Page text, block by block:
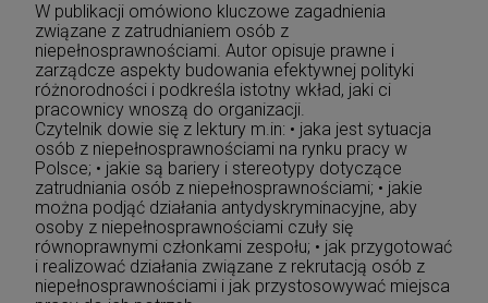
W publikacji omówiono kluczowe zagadnienia
związane z zatrudnianiem osób z
niepełnosprawnościami. Autor opisuje prawne i
zarządcze aspekty budowania efektywnej polityki
różnorodności i podkreśla istotny wkład, jaki ci
pracownicy wnoszą do organizacji.
Czytelnik dowie się z lektury m.in: • jaka jest sytuacja
osób z niepełnosprawnościami na rynku pracy w
Polsce; • jakie są bariery i stereotypy dotyczące
zatrudniania osób z niepełnosprawnościami; • jakie
można podjąć działania antydyskryminacyjne, aby
osoby z niepełnosprawnościami czuły się
równoprawnymi członkami zespołu; • jak przygotować
i realizować działania związane z rekrutacją osób z
niepełnosprawnościami i jak przystosowywać miejsca